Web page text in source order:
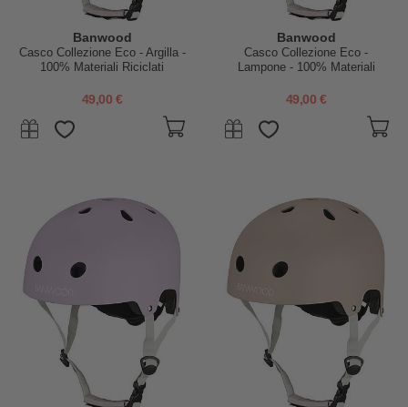
Banwood
Casco Collezione Eco - Argilla -
100% Materiali Riciclati
49,00 €
Banwood
Casco Collezione Eco -
Lampone - 100% Materiali
49,00 €